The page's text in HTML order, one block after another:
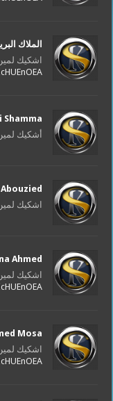
الملاك
اشكيك
Shamma
أشكيك
اشكيك
Ahmed
اشكيك
Mosa
اشكيك